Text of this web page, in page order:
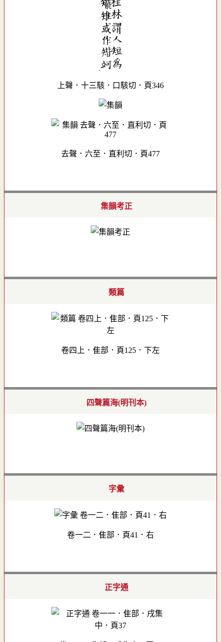
上聲．十三駭．口駭切．頁346
去聲．六至．直利切．頁477
集韻考正
類篇
卷四上．隹部．頁125．下左
四聲篇海(明刊本)
字彙
卷一二．隹部．頁41．右
正字通